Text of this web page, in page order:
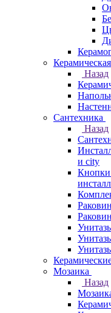
Назад
Сантехника
Назад
и city
Мозаика
Назад